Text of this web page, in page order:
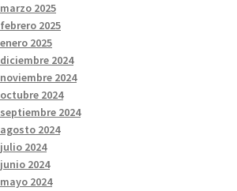
marzo 2025
febrero 2025
enero 2025
diciembre 2024
noviembre 2024
octubre 2024
septiembre 2024
agosto 2024
julio 2024
junio 2024
mayo 2024